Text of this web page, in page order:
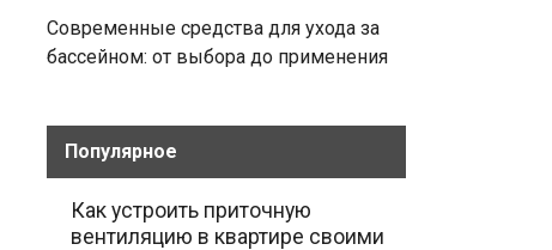
Современные средства для ухода за
бассейном: от выбора до применения
Популярное
Как устроить приточную
вентиляцию в квартире своими